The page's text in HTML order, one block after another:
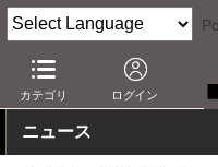
カテゴリ ログイン
AV Watch 製品 Bluetooth
ニュース